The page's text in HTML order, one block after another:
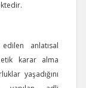
anlatısal
karar alma
yaşadığını